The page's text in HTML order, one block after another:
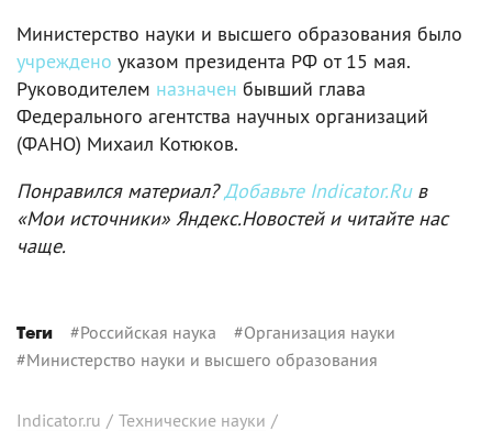
Министерство науки и высшего образования было
учреждено указом президента РФ от 15 мая.
Руководителем назначен бывший глава
Федерального агентства научных организаций
(ФАНО) Михаил Котюков.
Понравился материал?Добавьте Indicator.Ruв
«Мои источники» Яндекс.Новостей и читайте нас
чаще.
Теги #Российская наука #Организация науки
#Министерство науки и высшего образования
Indicator.ru / Технические науки /